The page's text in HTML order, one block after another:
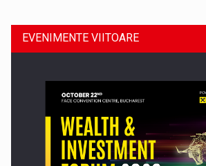
EVENIMENTE VIITOARE